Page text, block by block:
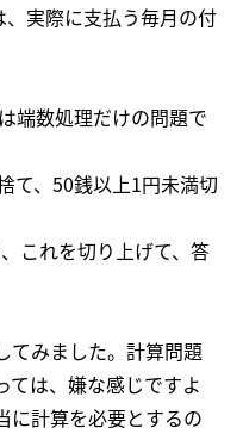
実際に支払う毎月の付
端数処理だけの問題で
て、50銭以上1円未満切
これを切り上げて、答
てみました。計算問題
ては、嫌な感じですよ
に計算を必要とするの